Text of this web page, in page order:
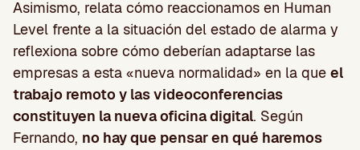
Asimismo, relata cómo reaccionamos en Human
Level frente a la situación del estado de alarma y
reflexiona sobre cómo deberían adaptarse las
empresas a esta «nueva normalidad» en la que el
trabajo remoto y las videoconferencias
constituyen la nueva oficina digital. Según
Fernando, no hay que pensar en qué haremos